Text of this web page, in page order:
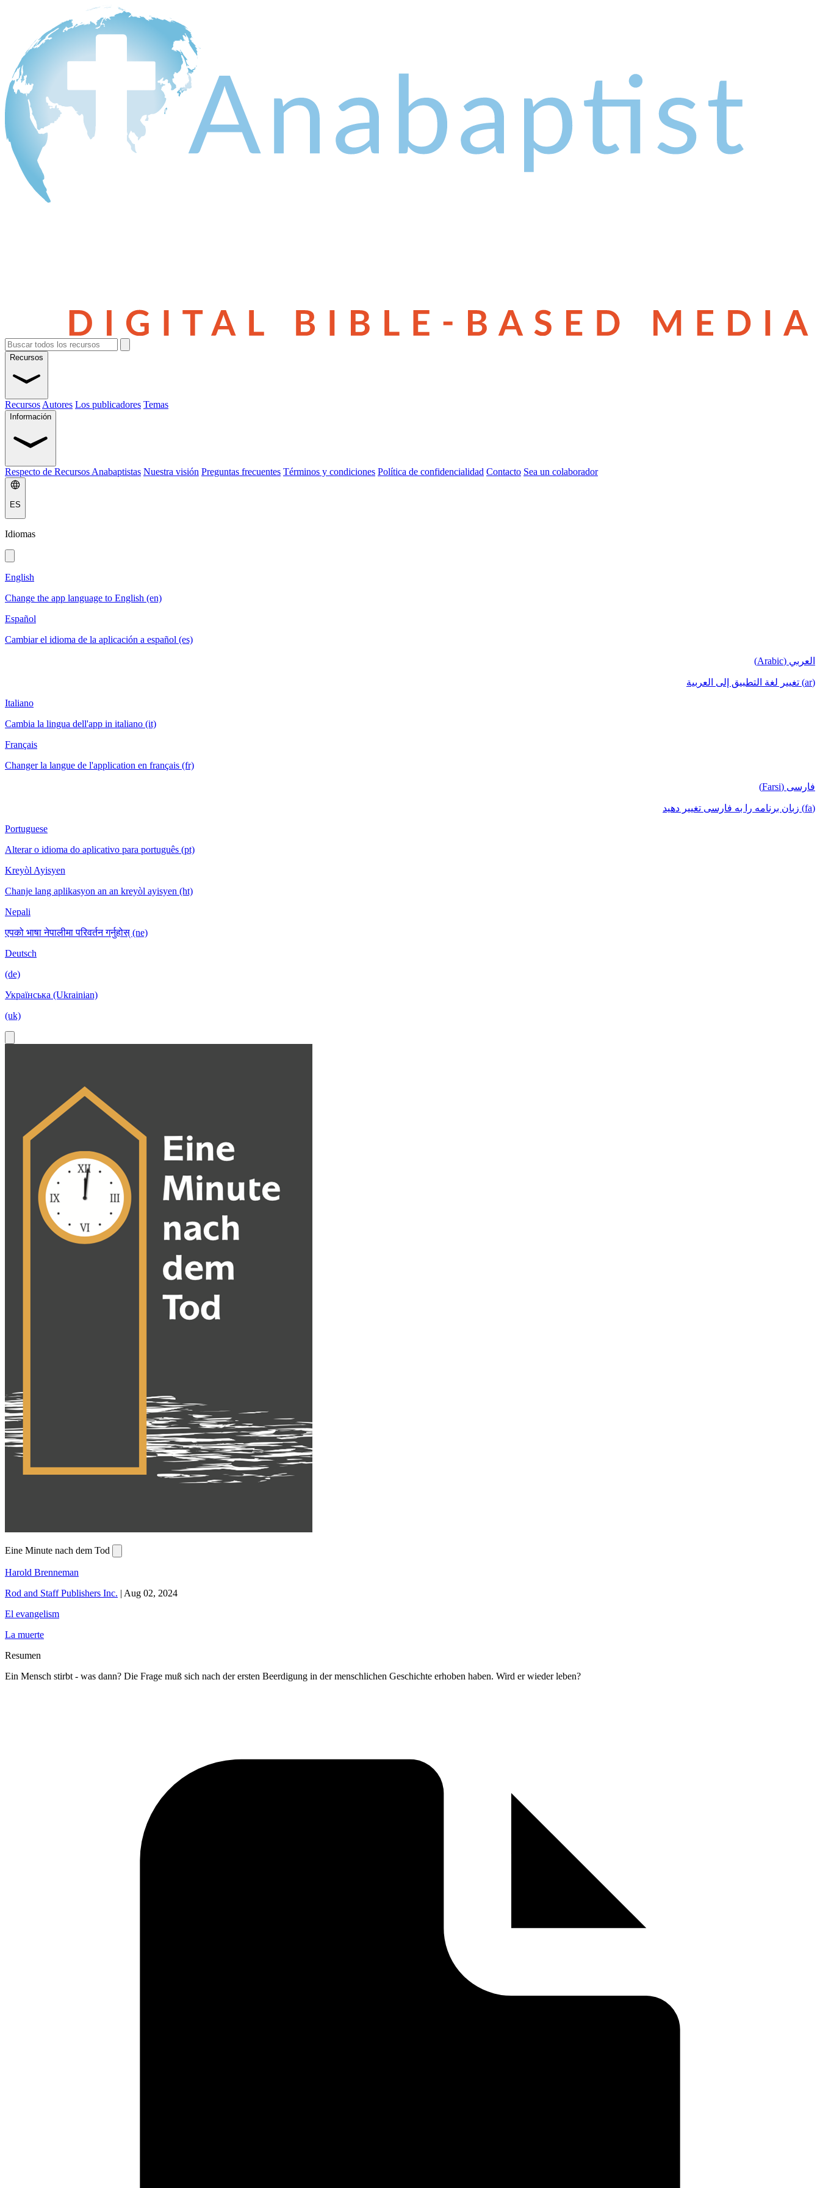
Recursos
Recursos Autores Los publicadores Temas
Información
Respecto de Recursos Anabaptistas Nuestra visión Preguntas frecuentes Términos y condiciones Política de confidencialidad Contacto Sea un colaborador
ES
Idiomas
English
Change the app language to English (en)
Español
Cambiar el idioma de la aplicación a español (es)
العربي (Arabic)
(ar) تغيير لغة التطبيق إلى العربية
Italiano
Cambia la lingua dell'app in italiano (it)
Français
Changer la langue de l'application en français (fr)
فارسی (Farsi)
(fa) زبان برنامه را به فارسی تغییر دهید
Portuguese
Alterar o idioma do aplicativo para português (pt)
Kreyòl Ayisyen
Chanje lang aplikasyon an an kreyòl ayisyen (ht)
Nepali
एपको भाषा नेपालीमा परिवर्तन गर्नुहोस् (ne)
Deutsch
(de)
Українська (Ukrainian)
(uk)
Eine Minute nach dem Tod
Harold Brenneman
Rod and Staff Publishers Inc. | Aug 02, 2024
El evangelism
La muerte
Resumen
Ein Mensch stirbt - was dann? Die Frage muß sich nach der ersten Beerdigung in der menschlichen Geschichte erhoben haben. Wird er wieder leben?